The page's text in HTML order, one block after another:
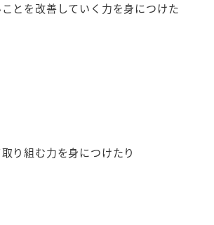
とを改善していく力を身につけた
り組む力を身につけたり